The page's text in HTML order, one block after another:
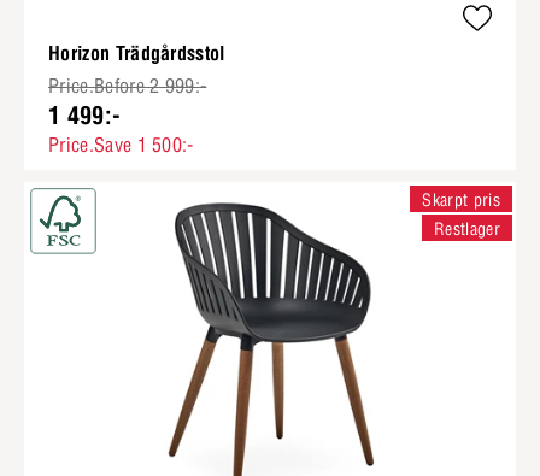
Horizon Trädgårdsstol
Price.Before 2 999:-
1 499:-
Price.Save 1 500:-
Skarpt pris
Restlager